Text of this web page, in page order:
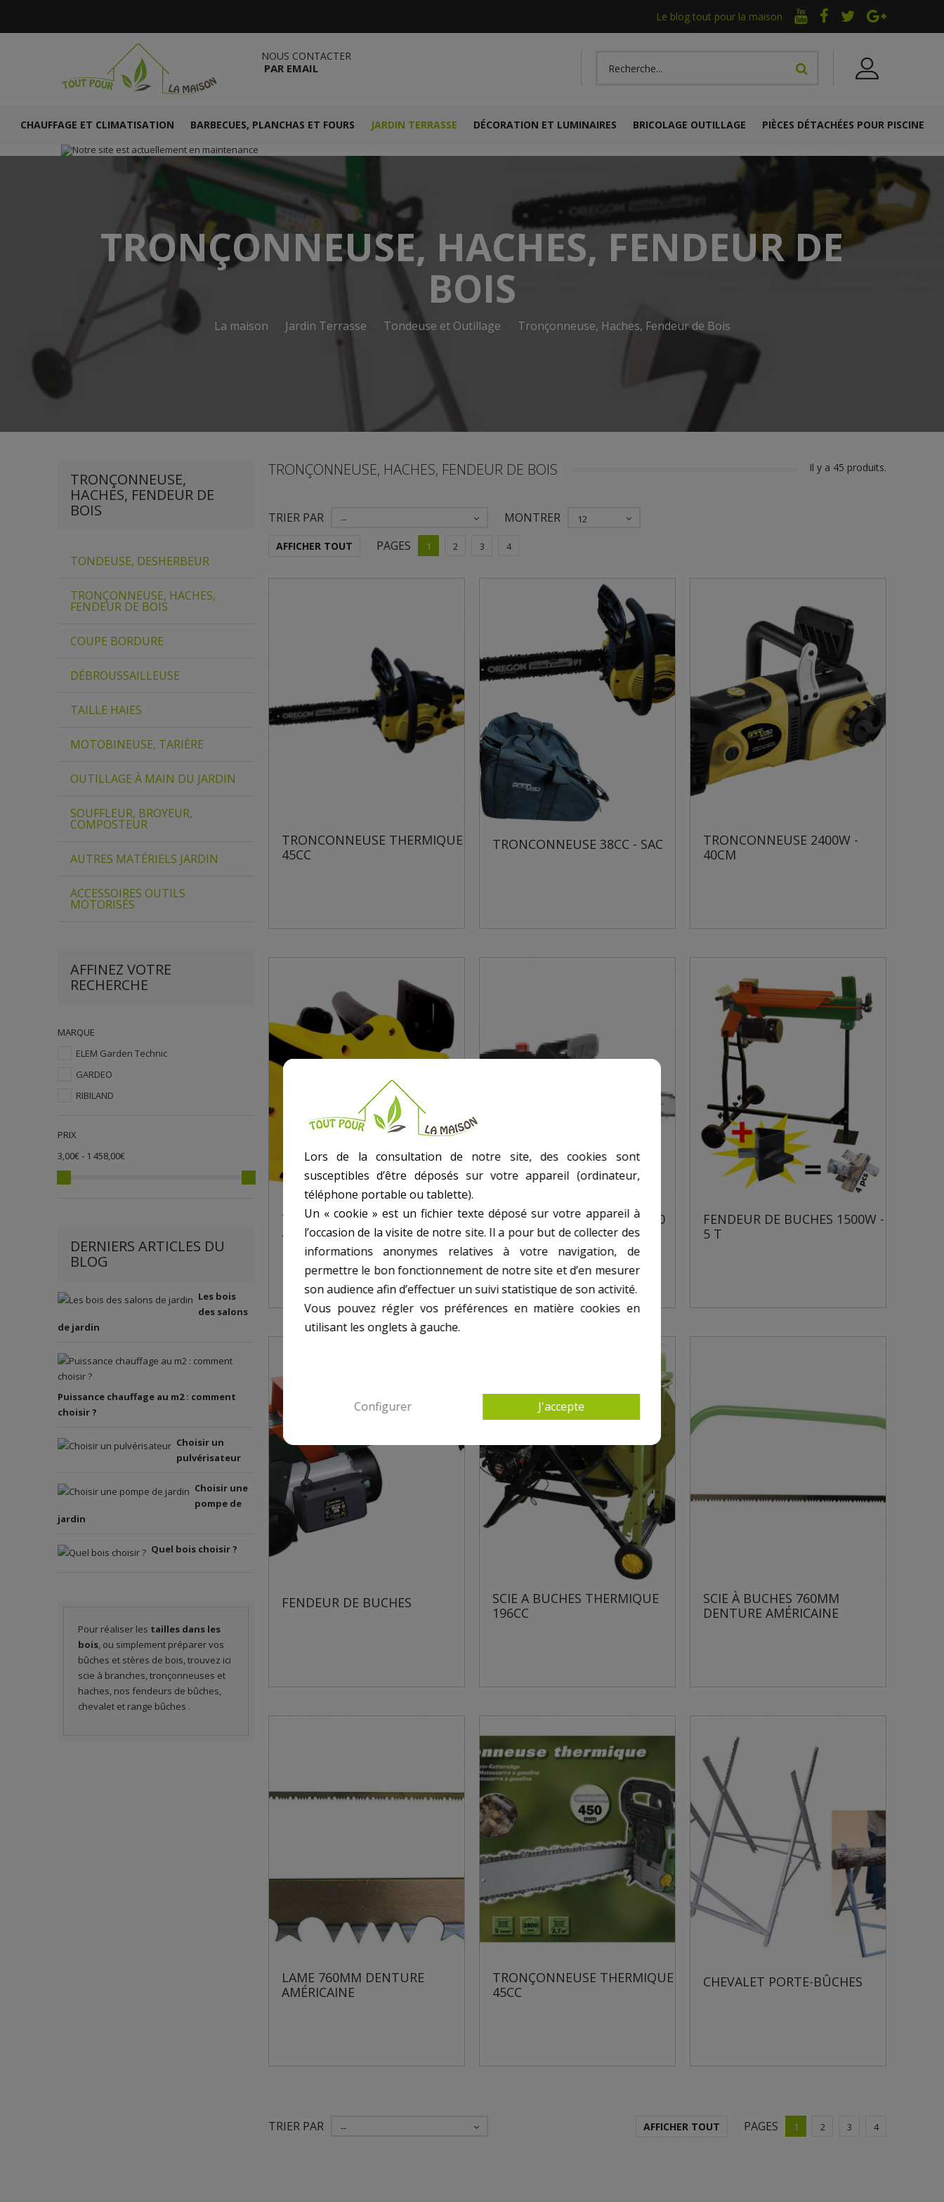
Le blog tout pour la maison
NOUS CONTACTER
PAR EMAIL
CHAUFFAGE ET CLIMATISATION BARBECUES, PLANCHAS ET FOURS JARDIN TERRASSE DÉCORATION ET LUMINAIRES BRICOLAGE OUTILLAGE PIÈCES DÉTACHÉES POUR PISCINE
TRONÇONNEUSE, HACHES, FENDEUR DE
BOIS
La maison Jardin Terrasse Tondeuse et Outillage Tronçonneuse, Haches, Fendeur de Bois
TRONÇONNEUSE,
HACHES, FENDEUR DE
BOIS
TONDEUSE, DESHERBEUR
TRONÇONNEUSE, HACHES,
FENDEUR DE BOIS
COUPE BORDURE
DÉBROUSSAILLEUSE
TAILLE HAIES
MOTOBINEUSE, TARIÈRE
OUTILLAGE À MAIN DU JARDIN
SOUFFLEUR, BROYEUR,
COMPOSTEUR
AUTRES MATÉRIELS JARDIN
ACCESSOIRES OUTILS
MOTORISÉS
AFFINEZ VOTRE
RECHERCHE
MARQUE
ELEM Garden Technic
GARDEO
RIBILAND
PRIX
3,00€ - 1 458,00€
DERNIERS ARTICLES DU
BLOG
Les bois
des salons
de jardin
Puissance chauffage au m2 : comment
choisir ?
Choisir un
pulvérisateur
Choisir une
pompe de
jardin
Quel bois choisir ?
Pour réaliser les tailles dans les
bois, ou simplement préparer vos
bûches et stères de bois, trouvez ici
scie à branches, tronçonneuses et
haches, nos fendeurs de bûches,
chevalet et range bûches .
TRONÇONNEUSE, HACHES, FENDEUR DE BOIS Il y a 45 produits.
TRIER PAR -- MONTRER 12
AFFICHER TOUT PAGES 1 2 3 4
TRONCONNEUSE THERMIQUE
45CC
TRONCONNEUSE 38CC - SAC
TRONCONNEUSE 2400W -
40CM
TRONCONNEUSE 2200W -
45CM
TRONCONNEUSE 2000W - 40
CM
FENDEUR DE BUCHES 1500W -
5 T
FENDEUR DE BUCHES
SCIE A BUCHES THERMIQUE
196CC
SCIE À BUCHES 760MM
DENTURE AMÉRICAINE
LAME 760MM DENTURE
AMÉRICAINE
TRONÇONNEUSE THERMIQUE
45CC
CHEVALET PORTE-BÛCHES
TRIER PAR -- AFFICHER TOUT PAGES 1 2 3 4
Lors de la consultation de notre site, des cookies sont
susceptibles d’être déposés sur votre appareil (ordinateur,
téléphone portable ou tablette).
Un « cookie » est un fichier texte déposé sur votre appareil à
l’occasion de la visite de notre site. Il a pour but de collecter des
informations anonymes relatives à votre navigation, de
permettre le bon fonctionnement de notre site et d’en mesurer
son audience afin d’effectuer un suivi statistique de son activité.
Vous pouvez régler vos préférences en matière cookies en
utilisant les onglets à gauche.
Configurer J'accepte